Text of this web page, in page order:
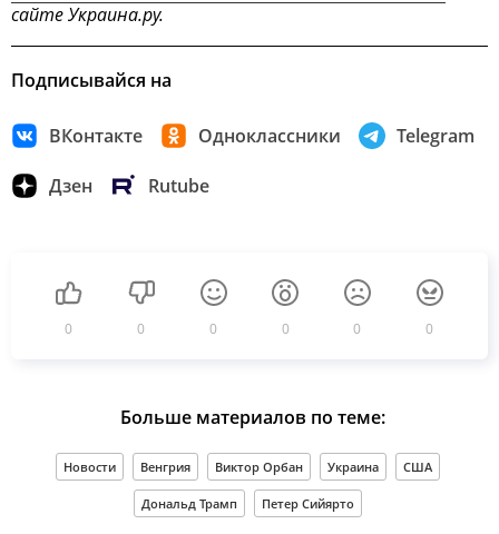
сайте Украина.ру.
Подписывайся на
ВКонтакте Одноклассники Telegram
Дзен Rutube
0 0 0 0 0 0
Больше материалов по теме:
Новости Венгрия Виктор Орбан Украина США
Дональд Трамп Петер Сийярто